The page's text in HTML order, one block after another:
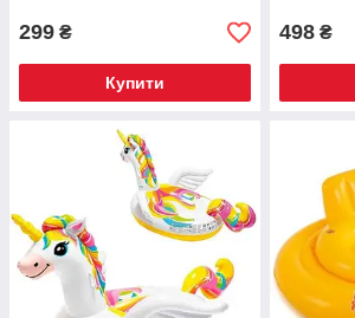
299 ₴
Купити
498 ₴